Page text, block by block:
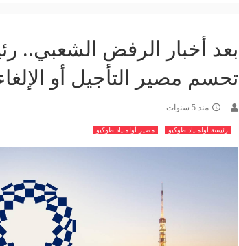
بعد أخبار الرفض الشعبي..
تحسم مصير التأجيل أو
منذ 5 سنوات
رئيسة أولمبياد طوكيو مصير أولمبياد طوكيو